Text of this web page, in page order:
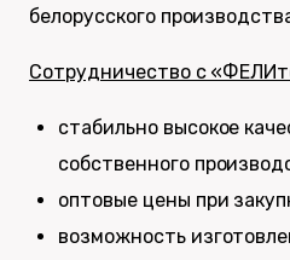
белорусского
Сотрудничество с
стабильно высокое
собственного
оптовые цены при
возможность